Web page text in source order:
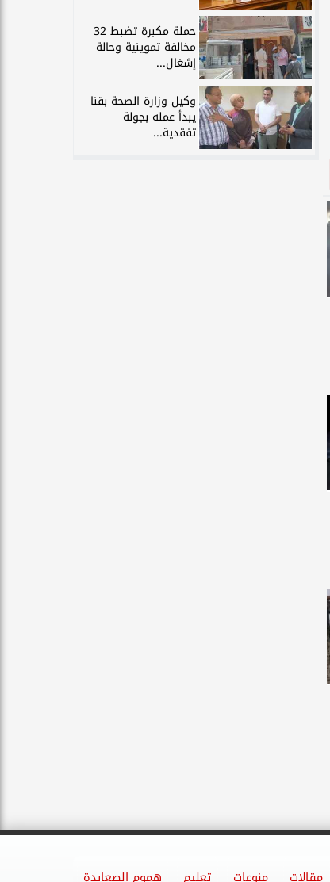
حملة مكبرة تضبط 32
مخالفة تموينية وحالة
إشغال...
وكيل وزارة الصحة بقنا
يبدأ عمله بجولة
تفقدية...
مقالات منوعات تعليم هموم الصعايدة